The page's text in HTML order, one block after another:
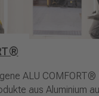
ALU
aus Aluminium